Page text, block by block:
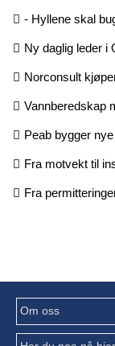
- Hyllene skal
Ny daglig leder i
Norconsult
Vannberedskap
Peab bygger
Fra motvekt til
Fra
Om oss